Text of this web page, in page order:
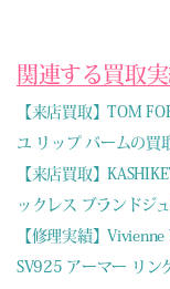
関連する買取
【来店買取】TOM
ユ リップ バームの買
【来店買取】
ックレス ブランドジ
【修理実績】
SV925 アーマー リン